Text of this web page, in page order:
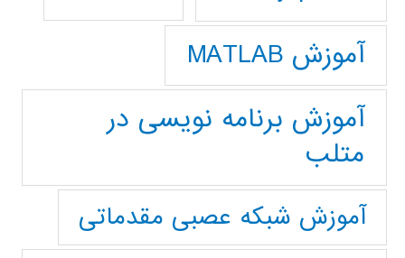
آموزش MATLAB
آموزش برنامه نویسی در
متلب
آموزش شبکه عصبی مقدماتی